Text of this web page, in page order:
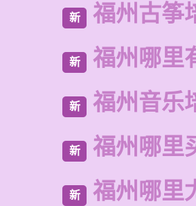
新 福州古筝
新 福州哪里
新 福州音乐
新 福州哪里
新 福州哪里